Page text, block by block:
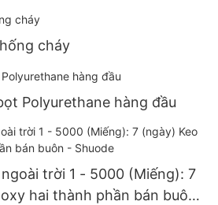
cháy
Polyurethane hàng đầu
trời 1 - 5000 (Miếng): 7
hai thành phần bán buôn